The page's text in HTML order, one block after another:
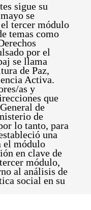
sigue su
se
tercer módulo
temas como
por el
se llama
de Paz,
Activa.
as y
que
de
de
lo tanto, para
una
el módulo
en clave de
módulo,
al análisis de
social en su